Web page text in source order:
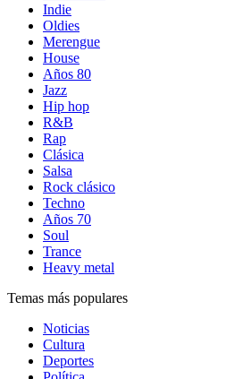
Indie
Oldies
Merengue
House
Años 80
Jazz
Hip hop
R&B
Rap
Clásica
Salsa
Rock clásico
Techno
Años 70
Soul
Trance
Heavy metal
Temas más populares
Noticias
Cultura
Deportes